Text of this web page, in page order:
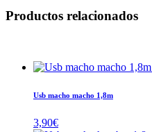
Productos relacionados
Usb macho macho 1,8m
3,90€